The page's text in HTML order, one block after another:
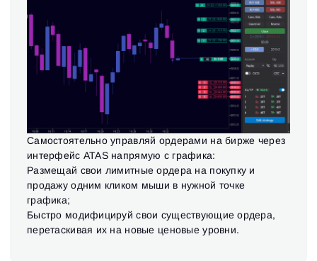
Самостоятельно управляй ордерами на бирже через
интерфейс ATAS напрямую с графика:
Размещай свои лимитные ордера на покупку и
продажу одним кликом мыши в нужной точке
графика;
Быстро модифицируй свои существующие ордера,
перетаскивая их на новые ценовые уровни.